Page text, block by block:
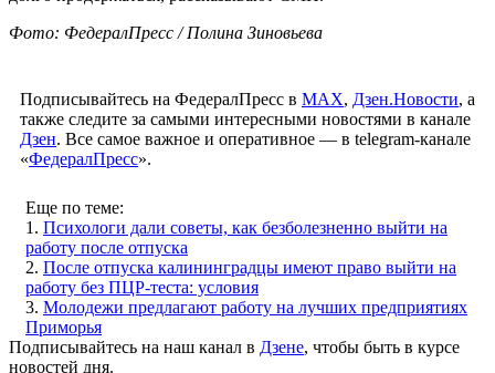
Фото: ФедералПресс / Полина Зиновьева
Подписывайтесь на ФедералПресс в МАХ, Дзен.Новости, а
также следите за самыми интересными новостями в канале
Дзен. Все самое важное и оперативное — в telegram-канале
«ФедералПресс».
Еще по теме:
1. Психологи дали советы, как безболезненно выйти на
работу после отпуска
2. После отпуска калининградцы имеют право выйти на
работу без ПЦР-теста: условия
3. Молодежи предлагают работу на лучших предприятиях
Приморья
Подписывайтесь на наш канал в Дзене, чтобы быть в курсе
новостей дня.